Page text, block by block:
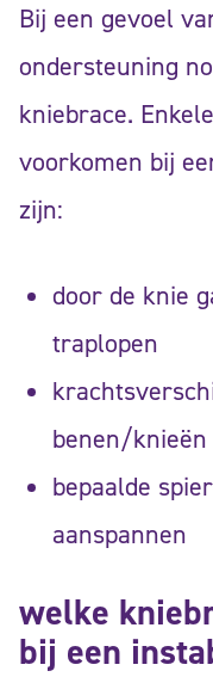
Bij een gevoel
ondersteuning
kniebrace.
voorkomen bij
zijn:
door de knie
traplopen
benen/knieën
bepaalde
aanspannen
welke
bij een